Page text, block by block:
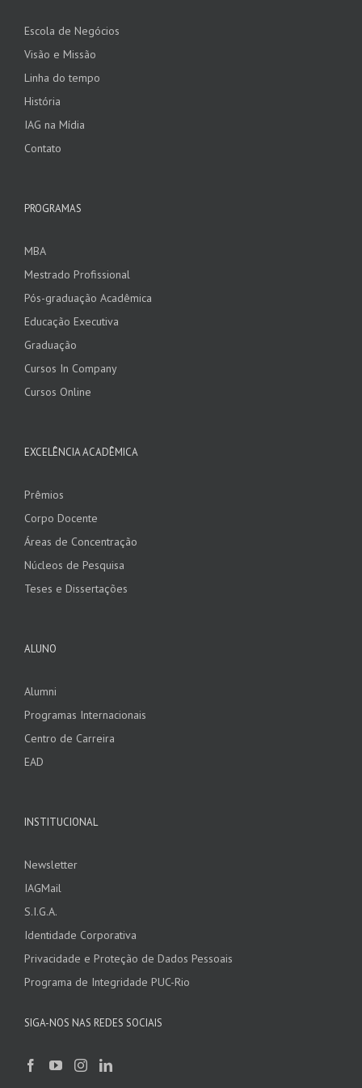
Escola de Negócios
Visão e Missão
Linha do tempo
História
IAG na Mídia
Contato
PROGRAMAS
MBA
Mestrado Profissional
Pós-graduação Acadêmica
Educação Executiva
Graduação
Cursos In Company
Cursos Online
EXCELÊNCIA ACADÊMICA
Prêmios
Corpo Docente
Áreas de Concentração
Núcleos de Pesquisa
Teses e Dissertações
ALUNO
Alumni
Programas Internacionais
Centro de Carreira
EAD
INSTITUCIONAL
Newsletter
IAGMail
S.I.G.A.
Identidade Corporativa
Privacidade e Proteção de Dados Pessoais
Programa de Integridade PUC-Rio
SIGA-NOS NAS REDES SOCIAIS